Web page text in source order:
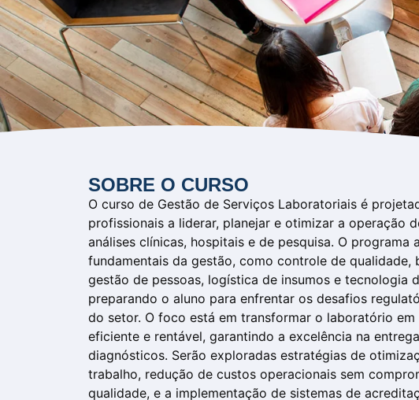
SOBRE O CURSO
O curso de Gestão de Serviços Laboratoriais é
profissionais a liderar, planejar e otimizar a operação
análises clínicas, hospitais e de pesquisa. O programa
fundamentais da gestão, como controle de qualidade,
gestão de pessoas, logística de insumos e tecnologia
preparando o aluno para enfrentar os desafios
do setor. O foco está em transformar o laboratório em
eficiente e rentável, garantindo a excelência na
diagnósticos. Serão exploradas estratégias de
trabalho, redução de custos operacionais sem
qualidade, e a implementação de sistemas de